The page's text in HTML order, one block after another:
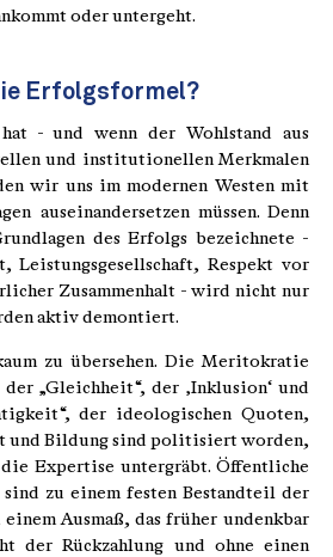
oder untergeht.
Erfolgsformel?
hat - und wenn der Wohlstand aus
und institutionellen Merkmalen
wir uns im modernen Westen mit
auseinandersetzen müssen. Denn
des Erfolgs bezeichnete -
Respekt vor
Zusammenhalt - wird nicht nur
aktiv demontiert.
zu übersehen. Die Meritokratie
„Gleichheit“, der ‚Inklusion‘ und
der ideologischen Quoten,
und Bildung sind politisiert worden,
Expertise untergräbt. Öffentliche
zu einem festen Bestandteil der
Ausmaß, das früher undenkbar
der Rückzahlung und ohne einen